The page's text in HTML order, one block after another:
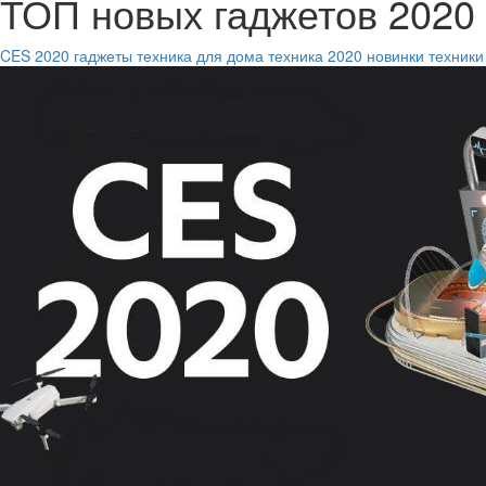
ТОП новых гаджетов 2020
CES 2020 гаджеты техника для дома техника 2020 новинки техники